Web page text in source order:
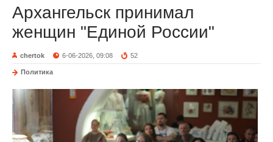
Архангельск принимал
женщин "Единой России"
chertok 6-06-2026, 09:08 52
Политика